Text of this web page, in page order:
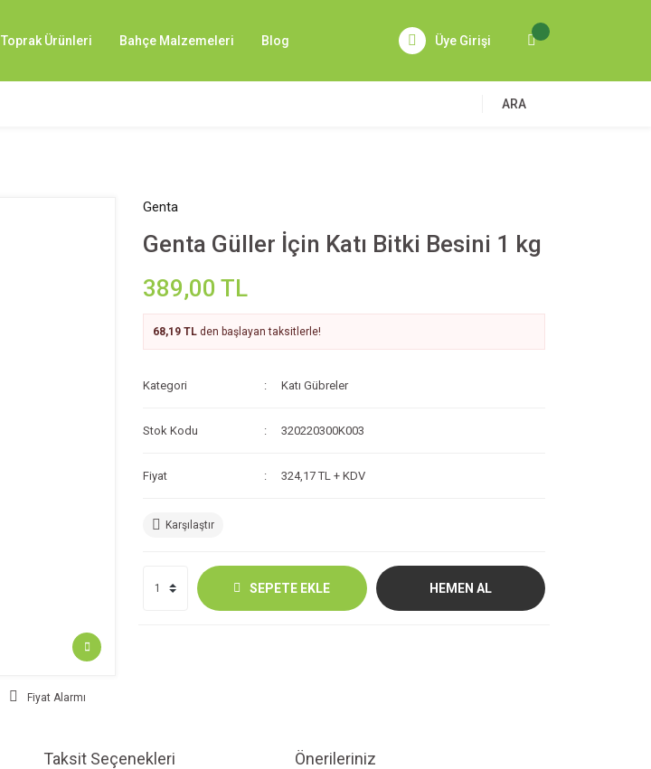
Toprak Ürünleri Bahçe Malzemeleri Blog Üye Girişi
ARA
Fiyat Alarmı
Genta
Genta Güller İçin Katı Bitki Besini 1 kg
389,00 TL
68,19 TL den başlayan taksitlerle!
Kategori Katı Gübreler
Stok Kodu 320220300K003
Fiyat 324,17 TL + KDV
Karşılaştır
SEPETE EKLE HEMEN AL
Taksit Seçenekleri Önerileriniz